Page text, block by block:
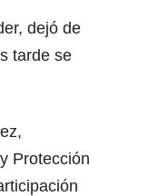
dejó de
tarde se
Protección